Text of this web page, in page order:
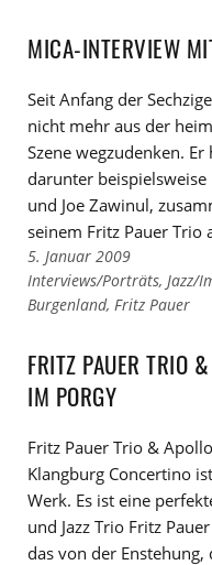
Kategorien
den
Tags
MICA-INTERVIEW
Seit Anfang der
nicht mehr aus der
Szene wegzudenken.
darunter
und Joe Zawinul,
seinem Fritz Pauer Trio
5. Januar 2009
Links
zu
Kategorien
Interviews/Porträts, Jazz/
Links
den
Tags
Burgenland, Fritz Pauer
FRITZ PAUER TRIO
IM PORGY
Fritz Pauer Trio &
Klangburg Concertino
Werk. Es ist eine
und Jazz Trio Fritz
das von der